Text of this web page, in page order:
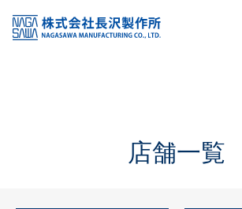
KSS加盟店・取扱店情報
店舗一覧
店舗一覧